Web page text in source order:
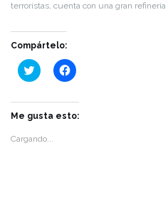
terroristas, cuenta con una gran
Compártelo:
Haz
clic
en
Twitter
abre
en
Haz
clic
en
Facebook
Me gusta esto:
Cargando...